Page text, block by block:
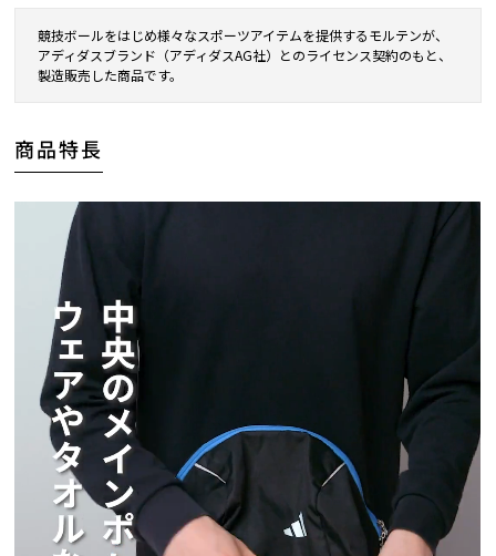
競技ボールをはじめ様々なスポーツアイテムを提供するモルテンが、
アディダスブランド（アディダスAG社）とのライセンス契約のもと、
製造販売した商品です。
商品特長
【STEP1】名入れカラーを選択
商品に印字する際の色を決定します。
商品本体の色により、対応可能なプリントカラ
ーは異なります。
印字できるエリアが複数ある場合、すべてのエ
リアにおいて印字する色は共通になります。